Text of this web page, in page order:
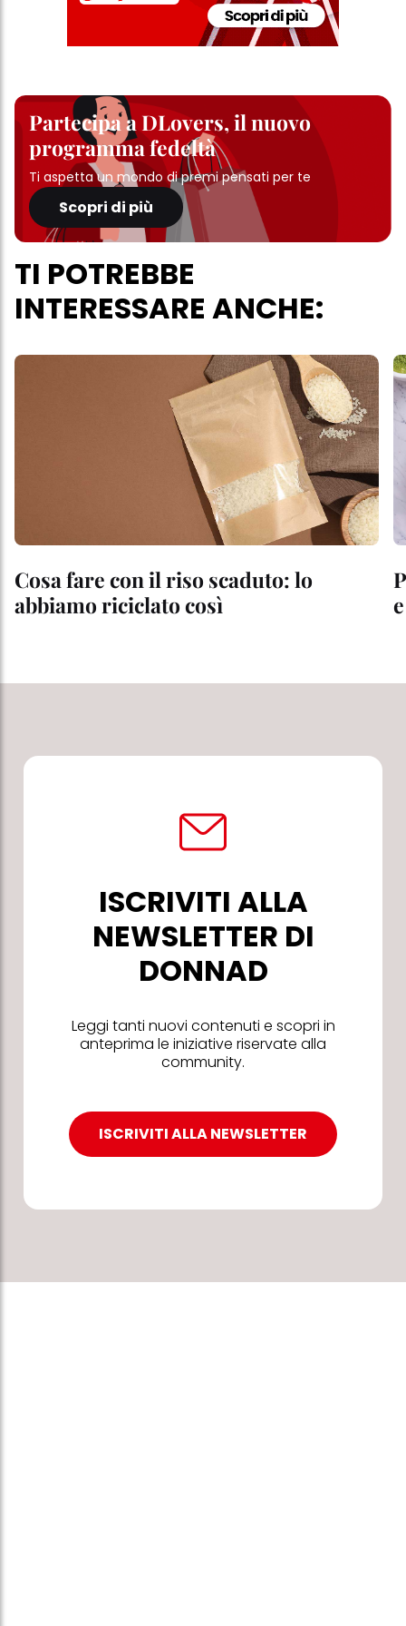
Partecipa a DLovers, il nuovo
programma fedeltà
Ti aspetta un mondo di premi pensati per te
Scopri di più
TI POTREBBE
INTERESSARE ANCHE:
Cosa fare con il riso scaduto: lo
abbiamo riciclato così
ISCRIVITI ALLA
NEWSLETTER DI
DONNAD
Leggi tanti nuovi contenuti e scopri in
anteprima le iniziative riservate alla
community.
ISCRIVITI ALLA NEWSLETTER